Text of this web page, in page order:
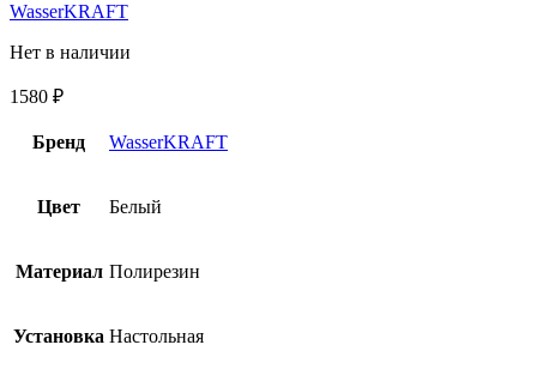
WasserKRAFT
Нет в наличии
1580 ₽
Бренд WasserKRAFT
Цвет Белый
Материал Полирезин
Установка Настольная